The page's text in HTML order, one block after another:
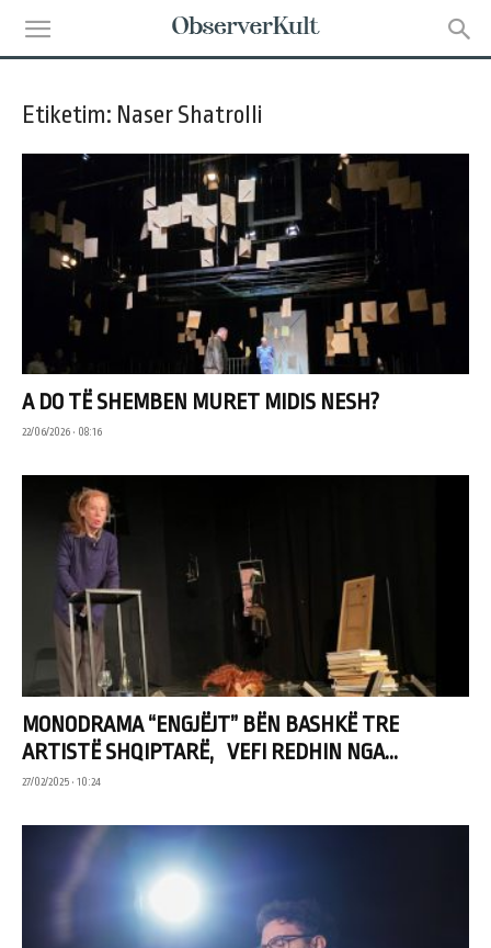
Etiketim: Naser Shatrolli
A DO TË SHEMBEN MURET MIDIS NESH?
22/06/2026 • 08:16
MONODRAMA “ENGJËJT” BËN BASHKË TRE
ARTISTË SHQIPTARË, VEFI REDHIN NGA...
27/02/2025 • 10:24